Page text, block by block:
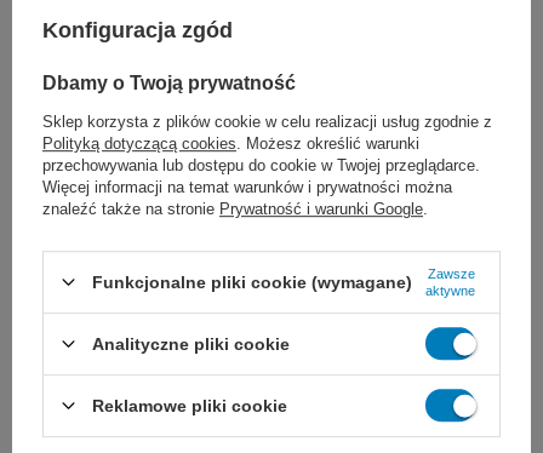
Dozownik ma certyfikat łatwego
użytkowania - co jest istotne gdy
obsługują go dzieci, osoby starsze
Marka
REF 561500
Rodzaj
Dozowniki manualne
Konfiguracja zgód
Dbamy o Twoją prywatność
Sklep korzysta z plików cookie w celu realizacji usług zgodnie z
Polityką dotyczącą cookies . Możesz określić warunki
przechowywania lub dostępu do cookie w Twojej przeglądarce.
Więcej informacji na temat warunków i prywatności można
znaleźć także na stronie Prywatność i warunki Google
Funkcjonalne pliki cookie (wymagane)
Zawsze
aktywne
Analityczne pliki cookie
Reklamowe pliki cookie